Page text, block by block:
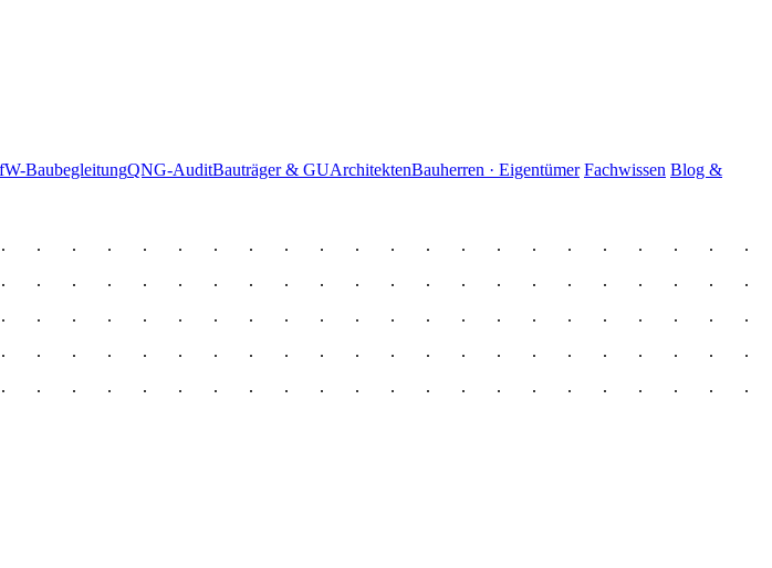
BaubegleitungQNG-AuditBauträger & GUArchitektenBauherren · Eigentümer Fachwissen Blog &